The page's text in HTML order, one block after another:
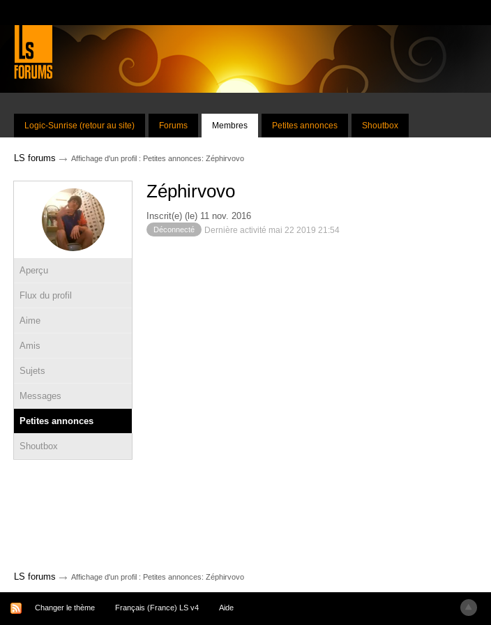
Logic-Sunrise (retour au site) Forums Membres Petites annonces Shoutbox
LS forums → Affichage d'un profil : Petites annonces: Zéphirvovo
Aperçu
Flux du profil
Aime
Amis
Sujets
Messages
Petites annonces
Shoutbox
Zéphirvovo
Inscrit(e) (le) 11 nov. 2016
Déconnecté Dernière activité mai 22 2019 21:54
LS forums → Affichage d'un profil : Petites annonces: Zéphirvovo
Changer le thème Français (France) LS v4 Aide